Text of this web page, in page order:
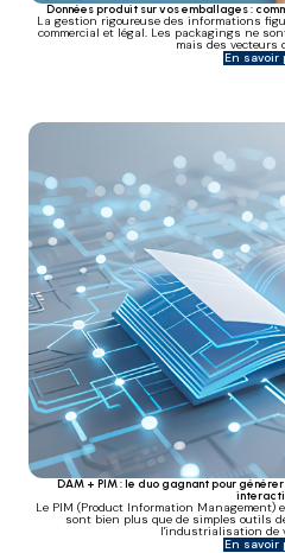
Données produit sur vos emballages :
La gestion rigoureuse des informations
commercial et légal. Les packagings ne
mais des vecteurs
En savoir
DAM + PIM : le duo gagnant pour
Le PIM (Product Information Management)
sont bien plus que de simples outils
l'industrialisation de
En savoir